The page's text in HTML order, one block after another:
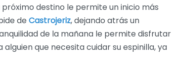
destino le permite un inicio más
de Castrojeriz, dejando atrás un
de la mañana le permite disfrutar
que necesita cuidar su espinilla, ya